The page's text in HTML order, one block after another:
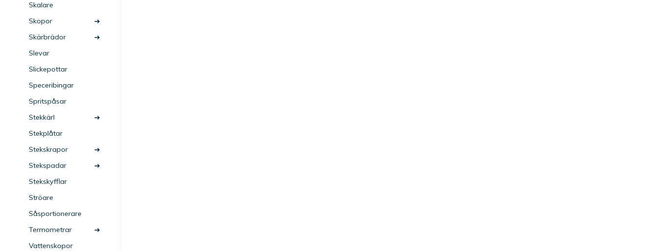
Skalare
Skopor
Skärbrädor
Slevar
Slickepottar
Speceribingar
Spritspåsar
Stekkärl
Stekplåtar
Stekskrapor
Stekspadar
Stekskyfflar
Ströare
Såsportionerare
Termometrar
Vattenskopor